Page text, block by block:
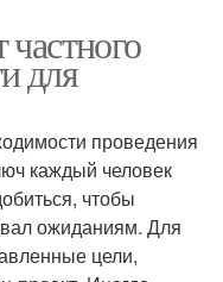
для
проведения
каждый человек
чтобы
ожиданиям. Для
цели,